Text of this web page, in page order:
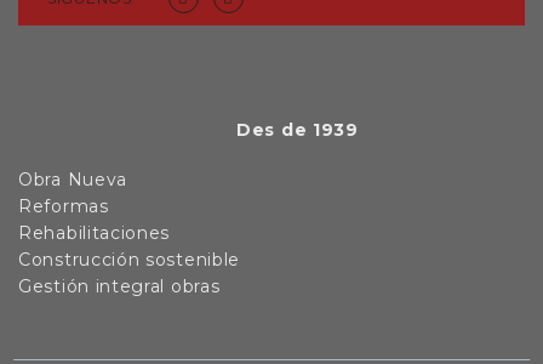
Des de 1939
Obra Nueva
Reformas
Rehabilitaciones
Construcción sostenible
Gestión integral obras